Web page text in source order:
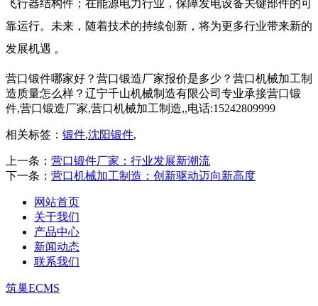
飞行器结构件；在能源电力行业，保障发电设备关键部件的可
靠运行。未来，随着技术的持续创新，将为更多行业带来新的
发展机遇 。
营口锻件哪家好？营口锻造厂家报价是多少？营口机械加工制
造质量怎么样？辽宁千山机械制造有限公司专业承接营口锻
件,营口锻造厂家,营口机械加工制造,,电话:15242809999
相关标签： 锻件,沈阳锻件,
上一条： 营口锻件厂家：行业发展新潮流
下一条： 营口机械加工制造：创新驱动迈向新高度​
网站首页
关于我们
产品中心
新闻动态
联系我们
筑巢ECMS